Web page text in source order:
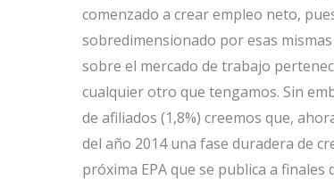
comenzado a crear empleo neto,
sobredimensionado por esas
sobre el mercado de trabajo
cualquier otro que tengamos. Sin
de afiliados (1,8%) creemos que,
del año 2014 una fase duradera de
próxima EPA que se publica a